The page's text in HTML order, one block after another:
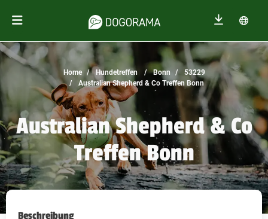
Home Hundetreffen Bonn
53229
Australian Shepherd & Co Treffen Bonn
Australian Shepherd & Co
Treffen Bonn
Beschreibung